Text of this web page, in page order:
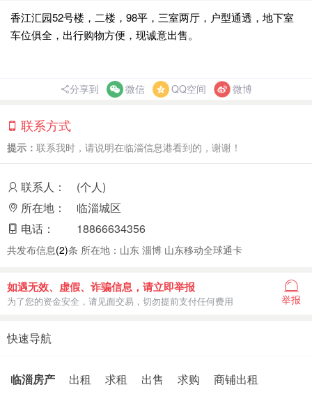
香江汇园52号楼，二楼，98平，三室两厅，户型通透，地下室
车位俱全，出行购物方便，现诚意出售。
分享到 微信 QQ空间 微博
联系方式
提示： 联系我时，请说明在临淄信息港看到的，谢谢！
联系人：
(个人)
所在地：
临淄城区
电话：
18866634356
共发布信息(2)条 所在地：山东 淄博 山东移动全球通卡
如遇无效、虚假、诈骗信息，请立即举报
为了您的资金安全，请见面交易，切勿提前支付任何费用 举报
快速导航
临淄房产 出租 求租 出售 求购
商铺出租